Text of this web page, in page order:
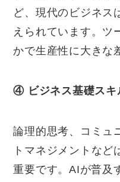
ど、現代のビジネス
えられています。ツ
かで生産性に大きな
④ ビジネス基礎ス
論理的思考、コミュ
トマネジメントなど
重要です。AIが普及